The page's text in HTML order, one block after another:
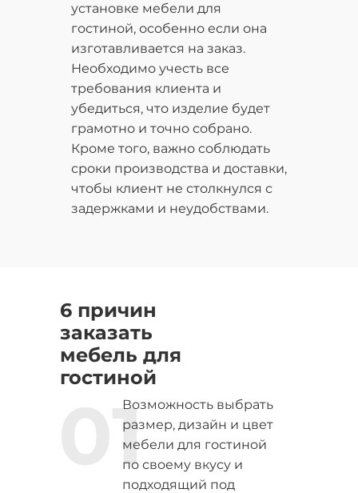
установке мебели для
гостиной, особенно если она
изготавливается на заказ.
Необходимо учесть все
требования клиента и
убедиться, что изделие будет
грамотно и точно собрано.
Кроме того, важно соблюдать
сроки производства и доставки,
чтобы клиент не столкнулся с
задержками и неудобствами.
6 причин
заказать
мебель для
гостиной
Возможность выбрать
размер, дизайн и цвет
мебели для гостиной
по своему вкусу и
подходящий под
01